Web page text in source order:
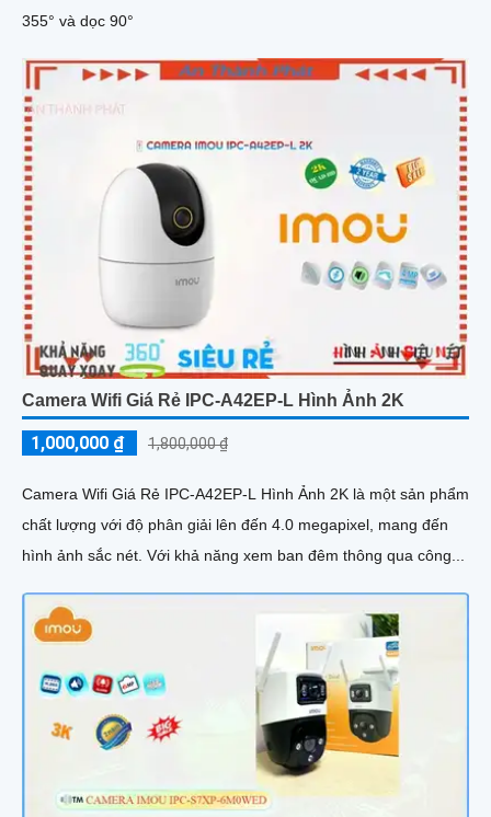
355° và dọc 90°
Camera Wifi Giá Rẻ IPC-A42EP-L Hình Ảnh 2K
1,000,000 ₫ 1,800,000 ₫
Camera Wifi Giá Rẻ IPC-A42EP-L Hình Ảnh 2K là một sản phẩm
chất lượng với độ phân giải lên đến 4.0 megapixel, mang đến
hình ảnh sắc nét. Với khả năng xem ban đêm thông qua công...